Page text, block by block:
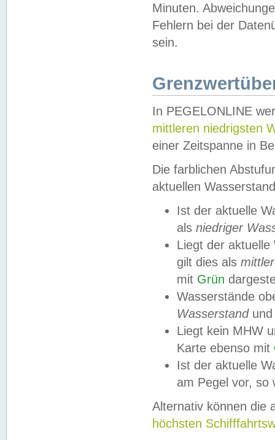
Minuten.
Fehlern bei der
sein.
In PEGELONLINE
mittleren niedrigsten
einer Zeitspanne in
Die farblichen
aktuellen
Ist der aktuelle
als niedriger
Liegt der
gilt dies als
mit Grün
Wasserstände
Wasserstandund
Liegt kein MHW
Karte ebenso mit
Ist der aktuelle
am Pegel vor,
Alternativ können die
höchsten